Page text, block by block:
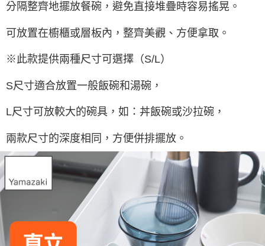
分隔整齊地擺放餐碗，避免直接堆疊時容易搖晃。
可放置在櫥櫃或層板內，整齊美觀、方便拿取。
※此款提供兩種尺寸可選擇（S/L）
S尺寸適合放置一般飯碗和湯碗，
L尺寸可放較大的碗具，如：丼飯碗或沙拉碗，
兩款尺寸的深度相同，方便併排擺放。